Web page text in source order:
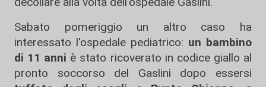
Sabato pomeriggio un altro caso ha
interessato l'ospedale pediatrico: un bambino
di 11 anni è stato ricoverato in codice giallo al
pronto soccorso del Gaslini dopo essersi